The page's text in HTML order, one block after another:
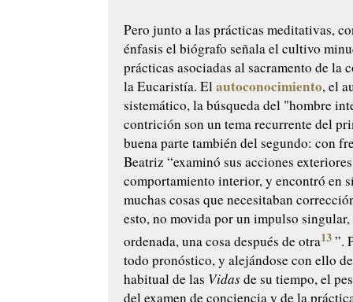
Pero junto a las prácticas meditativas,
énfasis el biógrafo señala el cultivo
prácticas asociadas al sacramento de la
la Eucaristía. Elautoconocimiento, el
sistemático, la búsqueda del "hombre
contrición son un tema recurrente del
buena parte también del segundo: con
Beatriz “examinó sus acciones
comportamiento interior, y encontró en
muchas cosas que necesitaban
esto, no movida por un impulso
ordenada, una cosa después de otra13”.
todo pronóstico, y alejándose con ello
habitual de las Vidasde su tiempo, el
del examen de conciencia y de la